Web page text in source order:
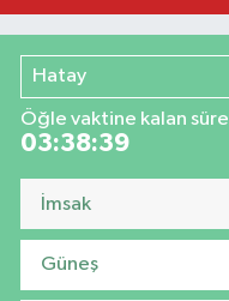
Hatay
Öğle vaktine kalan süre
03:38:38
İmsak
Güneş